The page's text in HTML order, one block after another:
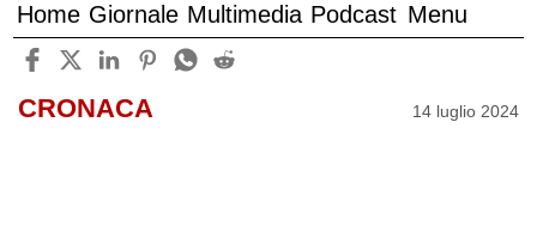
Home Giornale Multimedia Podcast Menu
CRONACA 14 luglio 2024